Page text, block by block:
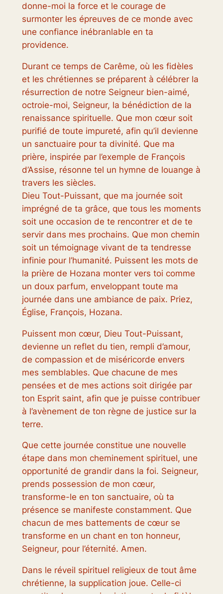
donne-moi la force et le courage de
surmonter les épreuves de ce monde avec
une confiance inébranlable en ta
providence.
Durant ce temps de Carême, où les fidèles
et les chrétiennes se préparent à célébrer la
résurrection de notre Seigneur bien-aimé,
octroie-moi, Seigneur, la bénédiction de la
renaissance spirituelle. Que mon cœur soit
purifié de toute impureté, afin qu’il devienne
un sanctuaire pour ta divinité. Que ma
prière, inspirée par l’exemple de François
d’Assise, résonne tel un hymne de louange à
travers les siècles.
Dieu Tout-Puissant, que ma journée soit
imprégné de ta grâce, que tous les moments
soit une occasion de te rencontrer et de te
servir dans mes prochains. Que mon chemin
soit un témoignage vivant de ta tendresse
infinie pour l’humanité. Puissent les mots de
la prière de Hozana monter vers toi comme
un doux parfum, enveloppant toute ma
journée dans une ambiance de paix. Priez,
Église, François, Hozana.
Puissent mon cœur, Dieu Tout-Puissant,
devienne un reflet du tien, rempli d’amour,
de compassion et de miséricorde envers
mes semblables. Que chacune de mes
pensées et de mes actions soit dirigée par
ton Esprit saint, afin que je puisse contribuer
à l’avènement de ton règne de justice sur la
terre.
Que cette journée constitue une nouvelle
étape dans mon cheminement spirituel, une
opportunité de grandir dans la foi. Seigneur,
prends possession de mon cœur,
transforme-le en ton sanctuaire, où ta
présence se manifeste constamment. Que
chacun de mes battements de cœur se
transforme en un chant en ton honneur,
Seigneur, pour l’éternité. Amen.
Dans le réveil spirituel religieux de tout âme
chrétienne, la supplication joue. Celle-ci